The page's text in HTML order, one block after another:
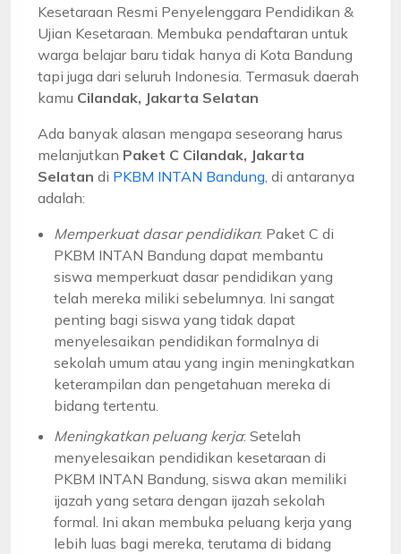
Kesetaraan Resmi Penyelenggara Pendidikan &
Ujian Kesetaraan. Membuka pendaftaran untuk
warga belajar baru tidak hanya di Kota Bandung
tapi juga dari seluruh Indonesia. Termasuk daerah
kamu Cilandak, Jakarta Selatan
Ada banyak alasan mengapa seseorang harus
melanjutkan Paket C Cilandak, Jakarta
Selatan di PKBM INTAN Bandung , di antaranya
adalah:
Memperkuat dasar pendidikan: Paket C di
PKBM INTAN Bandung dapat membantu
siswa memperkuat dasar pendidikan yang
telah mereka miliki sebelumnya. Ini sangat
penting bagi siswa yang tidak dapat
menyelesaikan pendidikan formalnya di
sekolah umum atau yang ingin meningkatkan
keterampilan dan pengetahuan mereka di
bidang tertentu.
Meningkatkan peluang kerja: Setelah
menyelesaikan pendidikan kesetaraan di
PKBM INTAN Bandung, siswa akan memiliki
ijazah yang setara dengan ijazah sekolah
formal. Ini akan membuka peluang kerja yang
lebih luas bagi mereka, terutama di bidang